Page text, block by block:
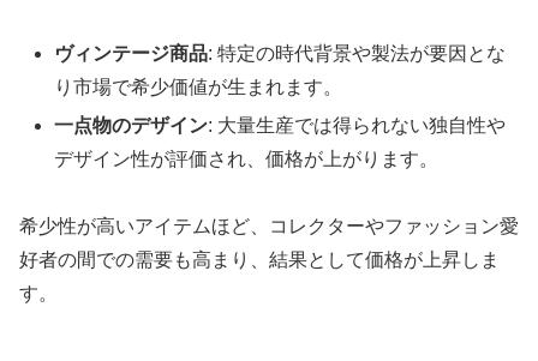
ヴィンテージ商品: 特定の時代背景や製法が要因とな
り市場で希少価値が生まれます。
一点物のデザイン: 大量生産では得られない独自性や
デザイン性が評価され、価格が上がります。
希少性が高いアイテムほど、コレクターやファッション愛
好者の間での需要も高まり、結果として価格が上昇しま
す。